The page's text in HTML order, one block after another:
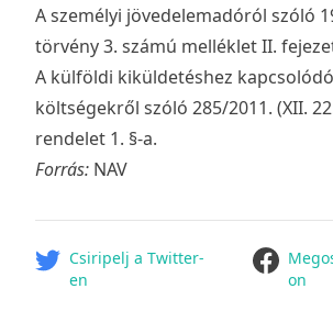
A személyi jövedelemadóról szóló
törvény 3. számú melléklet II.
A külföldi kiküldetéshez
költségekről szóló 285/2011. (XII.
rendelet 1. §-a.
Forrás: NAV
Csiripelj a Twitter-
en
facebook
on